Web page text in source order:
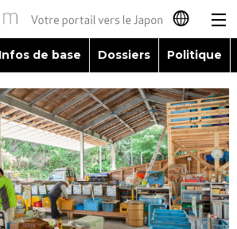
日本語
English
简体字
繁體字
Español
Infos de base Dossiers Politique